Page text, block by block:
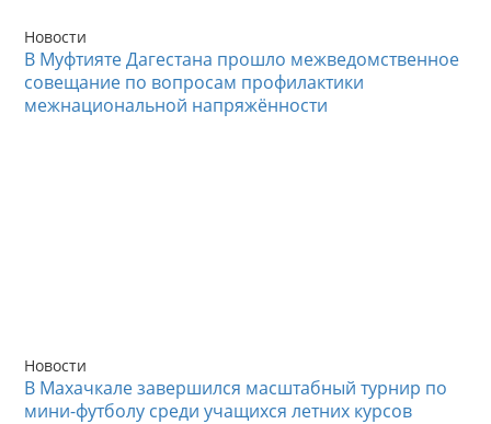
Новости
В Муфтияте Дагестана прошло межведомственное
совещание по вопросам профилактики
межнациональной напряжённости
Новости
В Махачкале завершился масштабный турнир по
мини-футболу среди учащихся летних курсов